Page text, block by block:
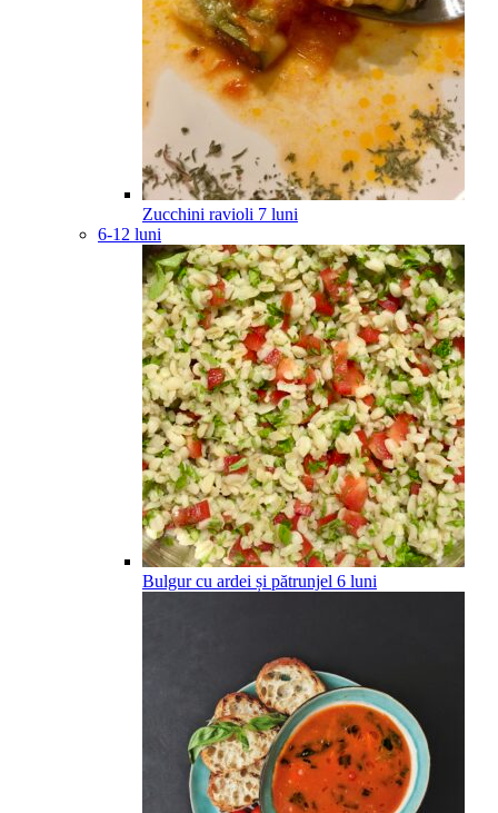
Zucchini ravioli 7 luni
6-12 luni
Bulgur cu ardei și pătrunjel 6 luni